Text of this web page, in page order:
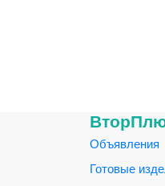
Объявления
Готовые